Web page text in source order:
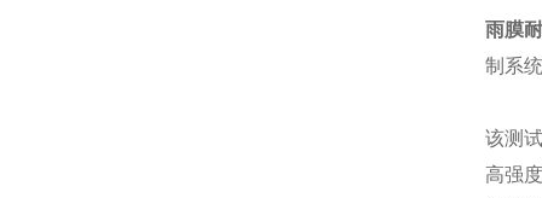
雨膜
制系
该测
高强